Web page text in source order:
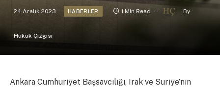
24 Aralık 2023 HABERLER 1 Min Read By
Hukuk Çizgisi
Ankara Cumhuriyet Başsavcılığı, Irak ve Suriye’nin